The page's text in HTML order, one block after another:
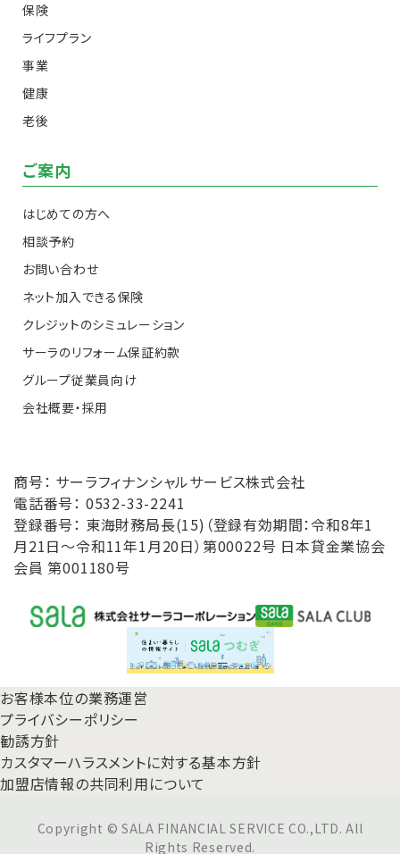
保険
ライフプラン
事業
健康
老後
ご案内
はじめての方へ
相談予約
お問い合わせ
ネット加入できる保険
クレジットのシミュレーション
サーラのリフォーム保証約款
グループ従業員向け
会社概要・採用
商号： サーラフィナンシャルサービス株式会社
電話番号： 0532-33-2241
登録番号： 東海財務局長(15)（登録有効期間：令和8年1
月21日～令和11年1月20日）第00022号 日本貸金業協会
会員 第001180号
お客様本位の業務運営
プライバシーポリシー
勧誘方針
カスタマーハラスメントに対する基本方針
加盟店情報の共同利用について
Copyright © SALA FINANCIAL SERVICE CO.,LTD. All
Rights Reserved.